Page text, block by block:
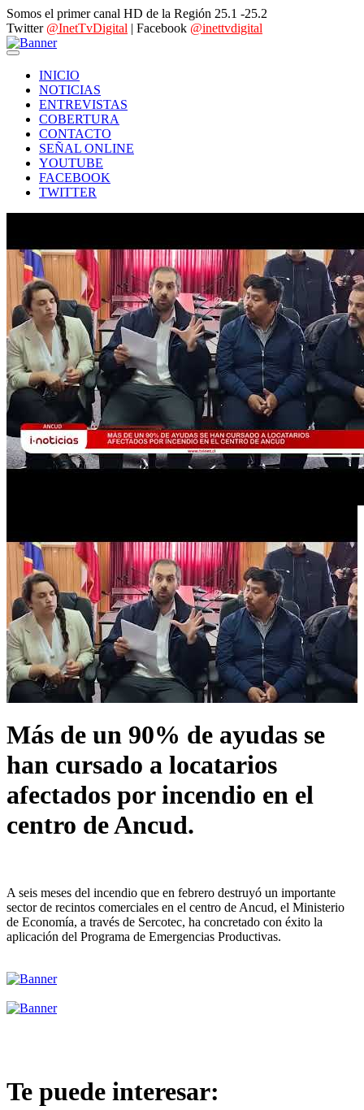
Somos el primer canal HD de la Región 25.1 -25.2
Twitter @InetTvDigital | Facebook @inettvdigital
INICIO
NOTICIAS
ENTREVISTAS
COBERTURA
CONTACTO
SEÑAL ONLINE
YOUTUBE
FACEBOOK
TWITTER
Más de un 90% de ayudas se
han cursado a locatarios
afectados por incendio en el
centro de Ancud.
A seis meses del incendio que en febrero destruyó un importante
sector de recintos comerciales en el centro de Ancud, el Ministerio
de Economía, a través de Sercotec, ha concretado con éxito la
aplicación del Programa de Emergencias Productivas.
Te puede interesar: